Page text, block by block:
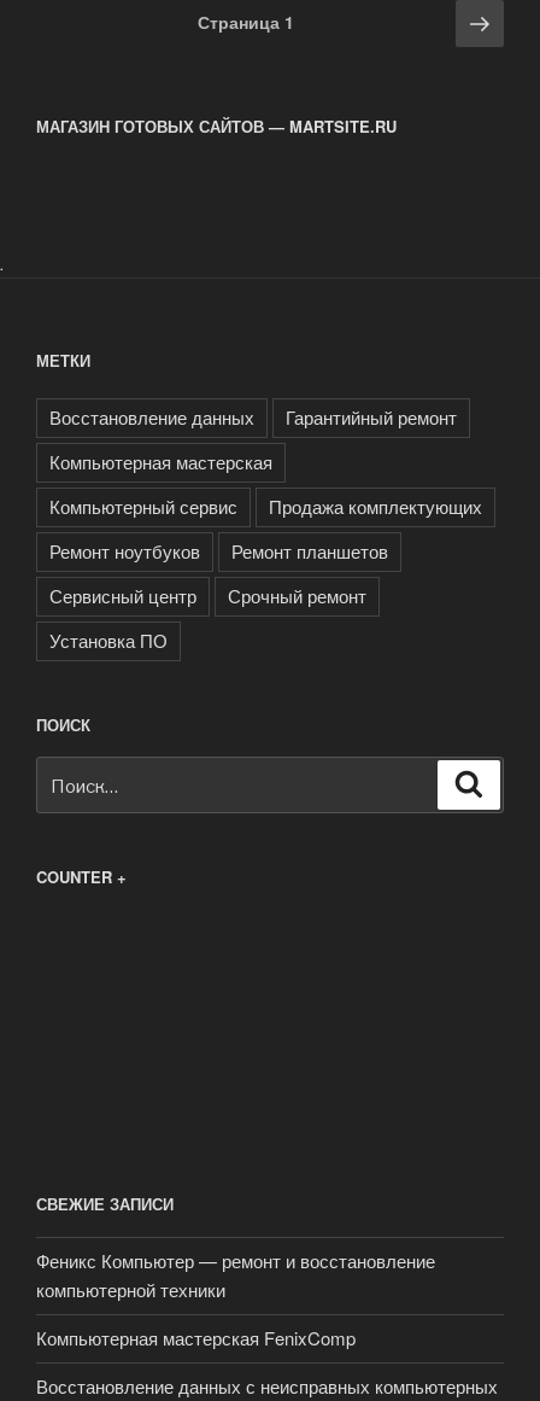
Страница 1
МАГАЗИН ГОТОВЫХ САЙТОВ — MARTSITE.RU
.
МЕТКИ
Восстановление данных
Гарантийный ремонт
Компьютерная мастерская
Компьютерный сервис
Продажа комплектующих
Ремонт ноутбуков
Ремонт планшетов
Сервисный центр
Срочный ремонт
Установка ПО
ПОИСК
COUNTER +
СВЕЖИЕ ЗАПИСИ
Феникс Компьютер — ремонт и восстановление
компьютерной техники
Компьютерная мастерская FenixComp
Восстановление данных с неисправных компьютерных